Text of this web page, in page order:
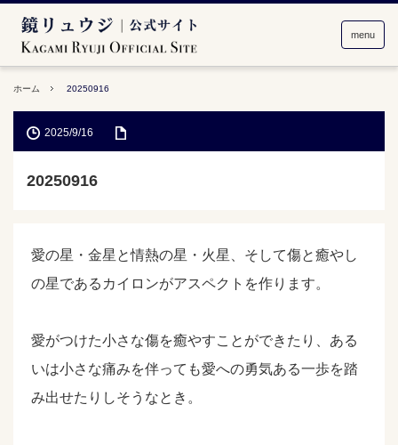
menu
ホーム 20250916
2025/9/16
20250916
愛の星・金星と情熱の星・火星、そして傷と癒やし
の星であるカイロンがアスペクトを作ります。
愛がつけた小さな傷を癒やすことができたり、ある
いは小さな痛みを伴っても愛への勇気ある一歩を踏
み出せたりしそうなとき。